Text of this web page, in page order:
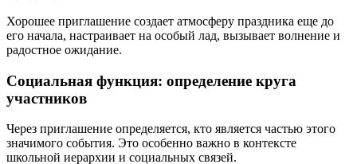
Хорошее приглашение создает атмосферу праздника еще до
его начала, настраивает на особый лад, вызывает волнение и
радостное ожидание.
Социальная функция: определение круга
участников
Через приглашение определяется, кто является частью этого
значимого события. Это особенно важно в контексте
школьной иерархии и социальных связей.